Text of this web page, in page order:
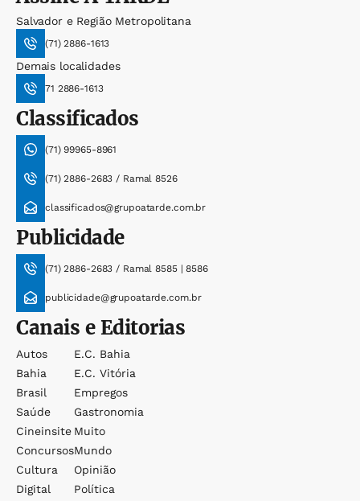
Salvador e Região Metropolitana
(71) 2886-1613
Demais localidades
71 2886-1613
Classificados
(71) 99965-8961
(71) 2886-2683 / Ramal 8526
classificados@grupoatarde.com.br
Publicidade
(71) 2886-2683 / Ramal 8585 | 8586
publicidade@grupoatarde.com.br
Canais e Editorias
Autos
Bahia
Brasil
Saúde
Cineinsite
Concursos
Cultura
Digital
E.c. Bahia
E.c. Vitória
Empregos
Gastronomia
Muito
Mundo
Opinião
Política